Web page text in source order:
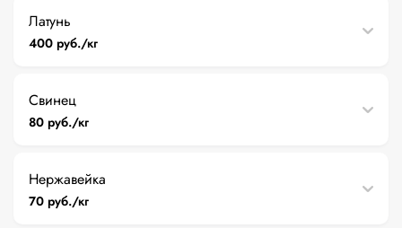
Латунь
400 руб./кг
Свинец
80 руб./кг
Нержавейка
70 руб./кг